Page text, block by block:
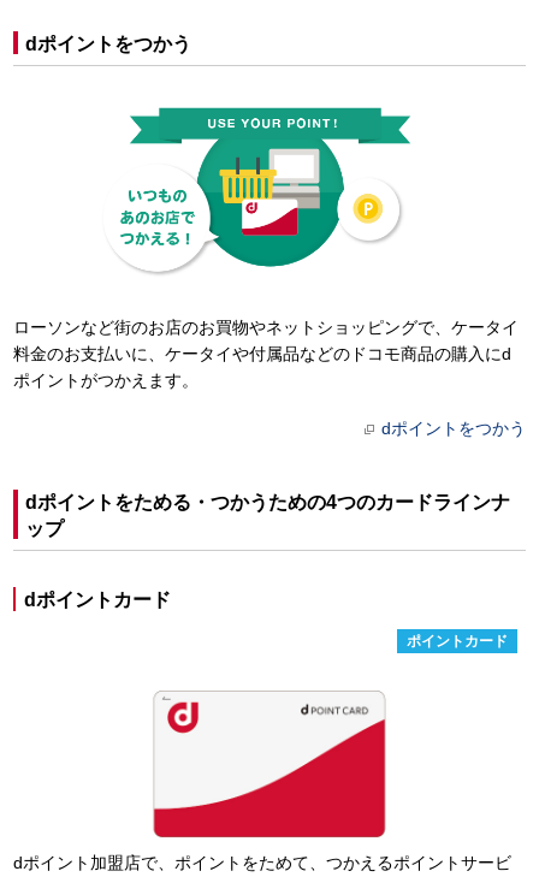
dポイントをつかう
ローソンなど街のお店のお買物やネットショッピングで、ケータイ
料金のお支払いに、ケータイや付属品などのドコモ商品の購入にd
ポイントがつかえます。
dポイントをつかう
dポイントをためる・つかうための4つのカードラインナ
ップ
dポイントカード
ポイントカード
dポイント加盟店で、ポイントをためて、つかえるポイントサービ